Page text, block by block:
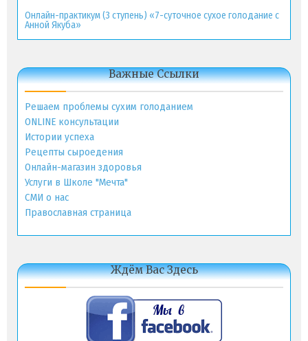
Онлайн-практикум (3 ступень) «7-суточное сухое голодание с
Анной Якуба»
Важные Ссылки
Решаем проблемы сухим голоданием
ONLINE консультации
Истории успеха
Рецепты сыроедения
Онлайн-магазин здоровья
Услуги в Школе "Мечта"
СМИ о нас
Православная страница
Ждём Вас Здесь